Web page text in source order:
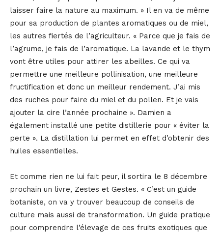
laisser faire la nature au maximum. » Il en va de même
pour sa production de plantes aromatiques ou de miel,
les autres fiertés de l’agriculteur. « Parce que je fais de
l’agrume, je fais de l’aromatique. La lavande et le thym
vont être utiles pour attirer les abeilles. Ce qui va
permettre une meilleure pollinisation, une meilleure
fructification et donc un meilleur rendement. J’ai mis
des ruches pour faire du miel et du pollen. Et je vais
ajouter la cire l’année prochaine ». Damien a
également installé une petite distillerie pour « éviter la
perte ». La distillation lui permet en effet d’obtenir des
huiles essentielles.
Et comme rien ne lui fait peur, il sortira le 8 décembre
prochain un livre, Zestes et Gestes. « C’est un guide
botaniste, on va y trouver beaucoup de conseils de
culture mais aussi de transformation. Un guide pratique
pour comprendre l’élevage de ces fruits exotiques que